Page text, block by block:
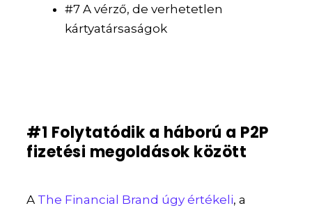
#7 A vérző, de verhetetlen
kártyatársaságok
#1 Folytatódik a háború a P2P
fizetési megoldások között
A The Financial Brand úgy értékeli, a